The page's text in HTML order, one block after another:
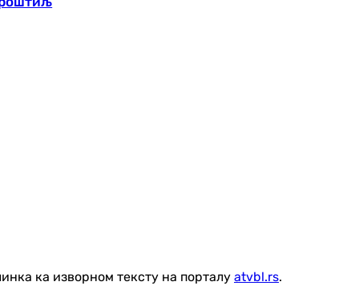
ка изворном тексту на порталу atvbl.rs.